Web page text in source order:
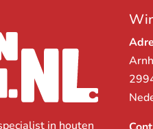
in houten